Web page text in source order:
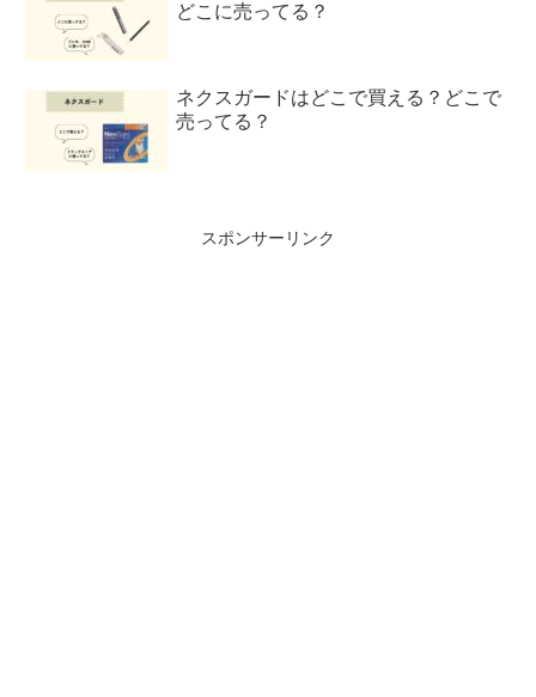
どこに売ってる？
ネクスガードはどこで買える？どこで
売ってる？
スポンサーリンク